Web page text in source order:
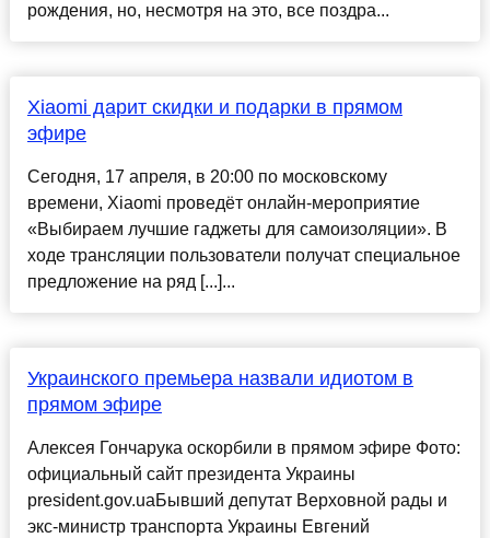
рождения, но, несмотря на это, все поздра...
Xiaomi дарит скидки и подарки в прямом
эфире
Сегодня, 17 апреля, в 20:00 по московскому
времени, Xiaomi проведёт онлайн-мероприятие
«Выбираем лучшие гаджеты для самоизоляции». В
ходе трансляции пользователи получат специальное
предложение на ряд [...]...
Украинского премьера назвали идиотом в
прямом эфире
Алексея Гончарука оскорбили в прямом эфире Фото:
официальный сайт президента Украины
president.gov.uaБывший депутат Верховной рады и
экс-министр транспорта Украины Евгений